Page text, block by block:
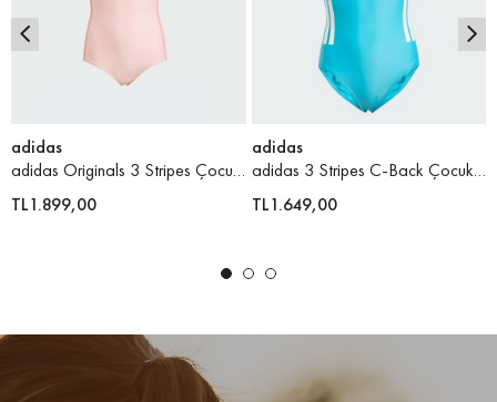
adidas
adidas Originals 3 Stripes Çocuk Yüzücü Mayosu
TL1.899,00
adidas
adidas 3 Stripes C-Back Çocuk Yüzücü Mayosu
TL1.649,00